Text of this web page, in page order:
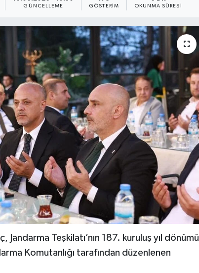
GÜNCELLEME GÖSTERIM OKUNMA SÜRESI
Jandarma Teşkilatı’nın 187. kuruluş yıl dönümü
Komutanlığı tarafından düzenlenen